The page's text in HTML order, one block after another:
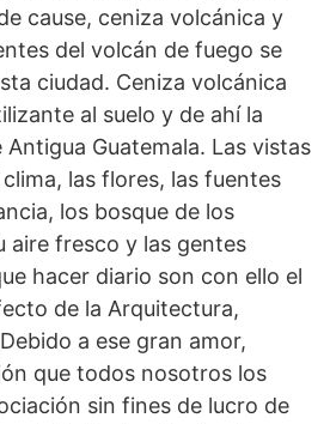
cause, ceniza volcánica y
del volcán de fuego se
ciudad. Ceniza volcánica
al suelo y de ahí la
Guatemala. Las vistas
las flores, las fuentes
los bosque de los
aire fresco y las gentes
hacer diario son con ello el
de la Arquitectura,
a ese gran amor,
que todos nosotros los
sin fines de lucro de